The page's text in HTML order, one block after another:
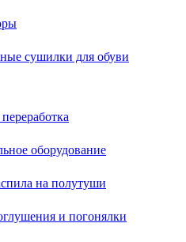
сушилки для обуви
оборудование
на полутуши
и погонялки